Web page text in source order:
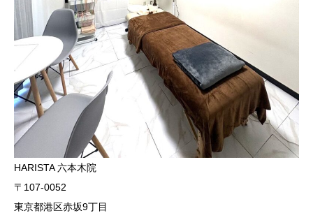
HARISTA 六本木院
〒107-0052
東京都港区赤坂9丁目